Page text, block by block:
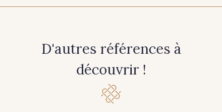
D'autres références à
découvrir !